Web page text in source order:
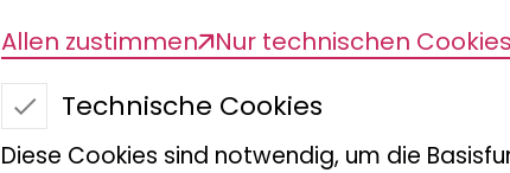
Allen zustimmen Nur technischen
Technische Cookies
Diese Cookies sind notwendig, um die